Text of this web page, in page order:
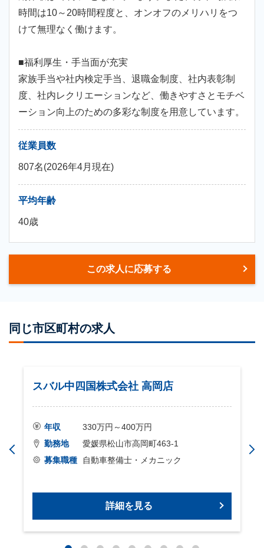
時間は10～20時間程度と、オンオフのメリハリをつ
けて無理なく働けます。
■福利厚生・手当面が充実
家族手当や社内検定手当、退職金制度、社内表彰制
度、社内レクリエーションなど、働きやすさとモチベ
ーション向上のための多彩な制度を用意しています。
従業員数
807名(2026年4月現在)
平均年齢
40歳
この求人に応募する
同じ市区町村の求人
スバル中四国株式会社 高岡店
年収
330万円～400万円
勤務地
愛媛県松山市高岡町463-1
募集職種
自動車整備士・メカニック
詳細を見る